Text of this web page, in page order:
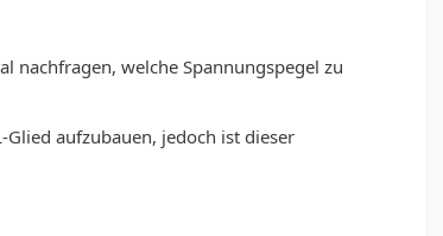
nachfragen, welche Spannungspegel zu
aufzubauen, jedoch ist dieser